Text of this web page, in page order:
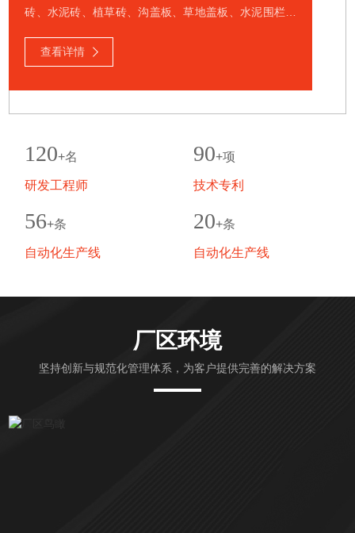
砖、水泥砖、植草砖、沟盖板、草地盖板、水泥围栏等
耕细作，拥有雄厚的技术实力和丰富的生产经验。水泥
管道坚固耐用，为城市给排水系统的高效运行立下汗马
功劳。水泥化粪池设计科学，有效处理生活污水，为环
制，满足多种场景的蓄水要求。 此外，公司还生产环保
砖、路沿石、护坡砖、...
查看详情
120+名
研发工程师
90+项
技术专利
56+条
自动化生产线
20+条
自动化生产线
厂区环境
坚持创新与规范化管理体系，为客户提供完善的解决方案